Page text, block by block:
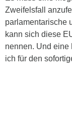
Zweifelsfall
parlamentarische
kann sich diese
nennen. Und eine
ich für den